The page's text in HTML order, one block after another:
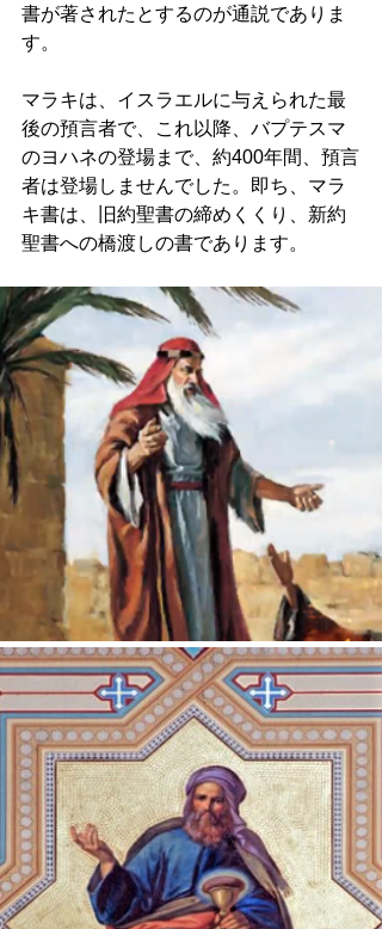
書が著されたとするのが通説でありま
す。
マラキは、イスラエルに与えられた最
後の預言者で、これ以降、バプテスマ
のヨハネの登場まで、約400年間、預言
者は登場しませんでした。即ち、マラ
キ書は、旧約聖書の締めくくり、新約
聖書への橋渡しの書であります。